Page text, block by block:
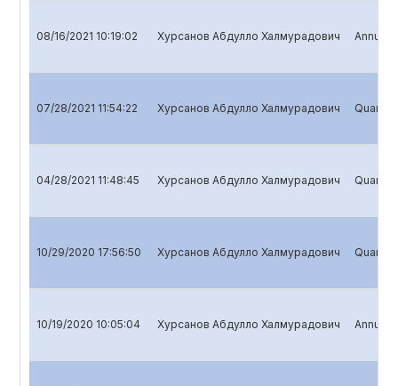
08/16/2021 10:19:02 Хурсанов Абдулло Халмурадович Annual
07/28/2021 11:54:22 Хурсанов Абдулло Халмурадович
04/28/2021 11:48:45 Хурсанов Абдулло Халмурадович
10/29/2020 17:56:50 Хурсанов Абдулло Халмурадович
10/19/2020 10:05:04 Хурсанов Абдулло Халмурадович Annual